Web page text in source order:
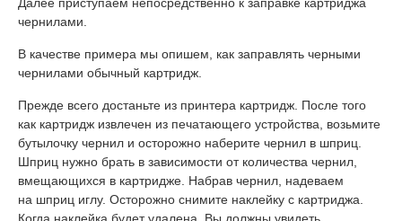
чернилами.
В качестве примера мы опишем, как заправлять черными
чернилами обычный картридж.
Прежде всего достаньте из принтера картридж. После того
как картридж извлечен из печатающего устройства, возьмите
бутылочку чернил и осторожно наберите чернил в шприц.
Шприц нужно брать в зависимости от количества чернил,
вмещающихся в картридже. Набрав чернил, надеваем
на шприц иглу. Осторожно снимите наклейку с картриджа.